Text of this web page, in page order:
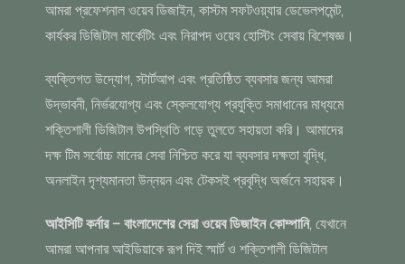
আমরা প্রফেশনাল ওয়েব ডিজাইন, কাস্টম সফটওয়্যার ডেভেলপমেন্ট,
কার্যকর ডিজিটাল মার্কেটিং এবং নিরাপদ ওয়েব হোস্টিং সেবায় বিশেষজ্ঞ।
ব্যক্তিগত উদ্যোগ, স্টার্টআপ এবং প্রতিষ্ঠিত ব্যবসার জন্য আমরা
উদ্ভাবনী, নির্ভরযোগ্য এবং স্কেলযোগ্য প্রযুক্তি সমাধানের মাধ্যমে
শক্তিশালী ডিজিটাল উপস্থিতি গড়ে তুলতে সহায়তা করি। আমাদের
দক্ষ টিম সর্বোচ্চ মানের সেবা নিশ্চিত করে যা ব্যবসার দক্ষতা বৃদ্ধি,
অনলাইন দৃশ্যমানতা উন্নয়ন এবং টেকসই প্রবৃদ্ধি অর্জনে সহায়ক।
আইসিটি কর্নার – বাংলাদেশের সেরা ওয়েব ডিজাইন কোম্পানি, যেখানে
আমরা আপনার আইডিয়াকে রূপ দিই স্মার্ট ও শক্তিশালী ডিজিটাল